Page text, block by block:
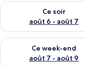
Ce soir
août 6 - août 7
Vérifier la disponibilité
Ce week-end
août 7 - août 9
Vérifier la disponibilité